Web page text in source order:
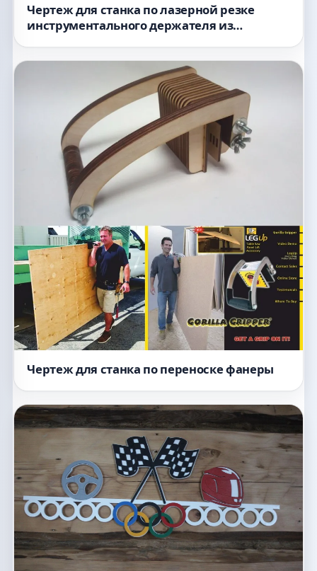
Чертеж для станка по лазерной резке
инструментального держателя из
Чертеж для станка по переноске фанеры